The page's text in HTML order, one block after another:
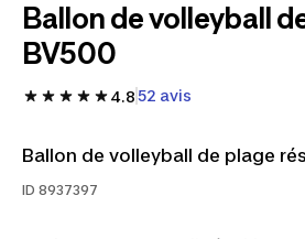
Ballon de volleyball
BV500
4.852 avis
Ballon de volleyball de plage
ID 8937397